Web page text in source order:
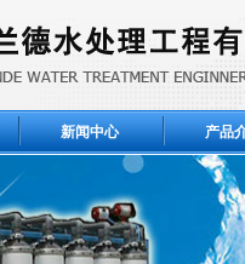
新闻中心 产品